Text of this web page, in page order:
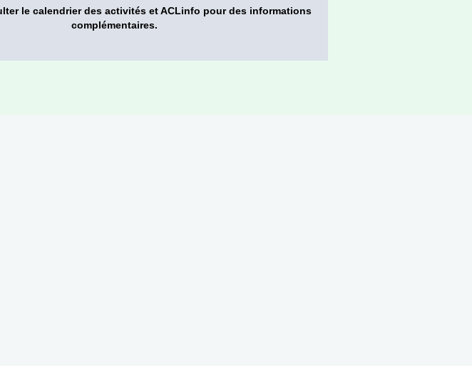
le calendrier des activités et ACLinfo pour des informations
complémentaires.